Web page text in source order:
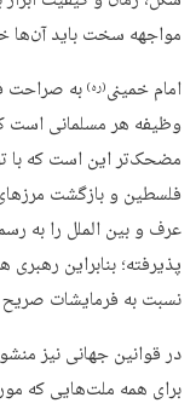
مواجهه سخت باید آن‌ها
امام خمینی(ره) به صراحت
وظیفه هر مسلمانی است
مضحک‌تر این است که با
فلسطین و بازگشت
عرف و بین الملل را به
پذیرفته؛ بنابراین
نسبت به فرمایشات
برای همه ملت‌هایی که